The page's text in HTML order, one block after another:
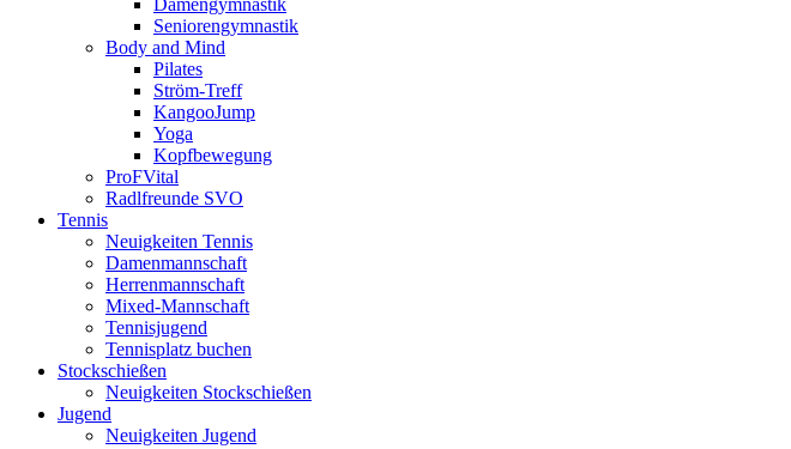
Damengymnastik
Seniorengymnastik
Body and Mind
Pilates
Ström-Treff
KangooJump
Yoga
Kopfbewegung
ProFVital
Radlfreunde SVO
Tennis
Neuigkeiten Tennis
Damenmannschaft
Herrenmannschaft
Mixed-Mannschaft
Tennisjugend
Tennisplatz buchen
Stockschießen
Neuigkeiten Stockschießen
Jugend
Neuigkeiten Jugend